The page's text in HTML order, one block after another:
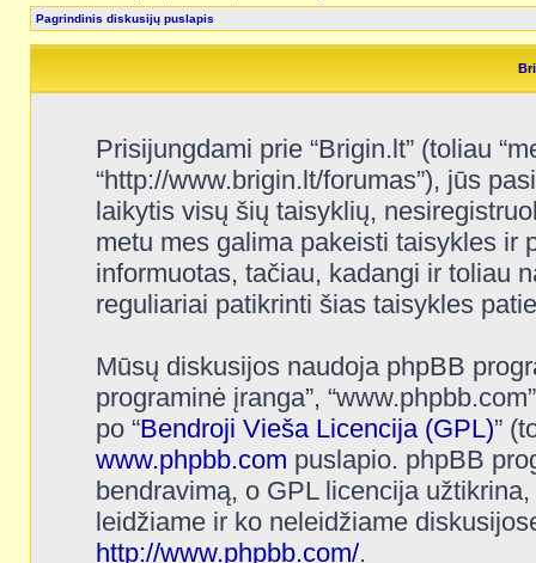
Pagrindinis diskusijų puslapis
Prisijungdami prie “Brigin.lt” (toliau
“http://www.brigin.lt/forumas”), jūs
laikytis visų šių taisyklių,
metu mes galima pakeisti taisykles ir
informuotas, tačiau, kadangi ir toliau
reguliariai patikrinti šias taisykles
Mūsų diskusijos naudoja phpBB
programinė įranga”,
po “Bendroji Vieša Licencija (GPL)”
www.phpbb.com puslapio. phpBB
bendravimą, o GPL licencija
leidžiame ir ko neleidžiame
http://www.phpbb.com/.